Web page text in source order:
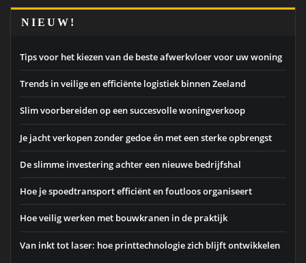
NIEUW!
Tips voor het kiezen van de beste afwerkvloer voor uw woning
Trends in veilige en efficiënte logistiek binnen Zeeland
Slim voorbereiden op een succesvolle woningverkoop
Je jacht verkopen zonder gedoe én met een sterke opbrengst
De slimme investering achter een nieuwe bedrijfshal
Hoe je spoedtransport efficiënt en foutloos organiseert
Hoe veilig werken met bouwkranen in de praktijk
Van inkt tot laser: hoe printtechnologie zich blijft ontwikkelen